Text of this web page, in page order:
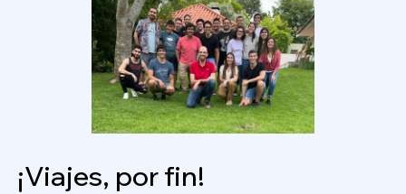
¡Viajes, por fin!